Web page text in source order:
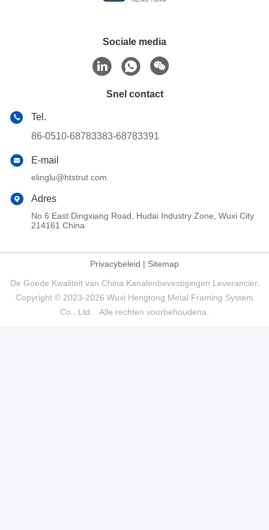
Sociale media
Snel contact
Tel.
86-0510-68783383-68783391
E-mail
elinglu@htstrut.com
Adres
No 6 East Dingxiang Road, Hudai Industry Zone, Wuxi City
214161 China
Privacybeleid | Sitemap
De Goede Kwaliteit van China Kanalenbevestigingen Leverancier.
Copyright © 2023-2026 Wuxi Hengtong Metal Framing System
Co., Ltd. . Alle rechten voorbehoudena.